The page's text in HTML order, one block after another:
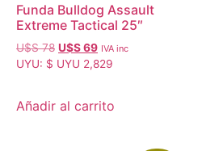
Funda Bulldog Assault
Extreme Tactical 25″
U$S78 U$S69 IVA inc
UYU: $ UYU 2,829
Añadir al carrito